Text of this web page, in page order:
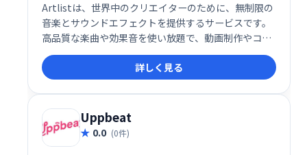
Artlistは、世界中のクリエイターのために、無制限の
音楽とサウンドエフェクトを提供するサービスです。
高品質な楽曲や効果音を使い放題で、動画制作やコン
テンツ作成を自由に、創造的に行えます。制作の制限
をなくし、想像力を羽ばたかせましょう。
詳しく見る
Uppbeat
0.0 (0件)